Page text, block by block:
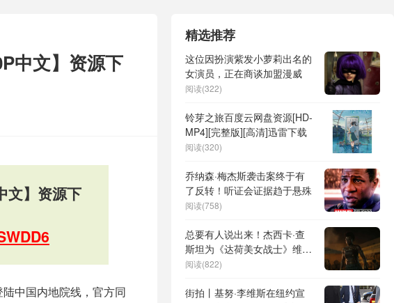
中文】资源下
文】资源下
中国内地院线，官方同
精选推荐
这位因扮演紫发小萝莉出名的
女演员，正在商谈加盟漫威
阅读(322)
铃芽之旅百度云网盘资源[HD-
MP4][完整版][高清]迅雷下载
阅读(320)
乔纳森·梅杰斯袭击案终于有
了反转！听证会证据趋于悬殊
阅读(758)
总要有人说出来！杰西卡·查
斯坦为《达荷美女战士》维奥
拉·戴维斯不受奥斯卡青睐抱
阅读(822)
街拍丨基努·李维斯在纽约宣